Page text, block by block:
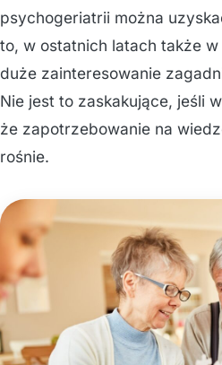
psychogeriatrii można
to, w ostatnich latach także
duże zainteresowanie
Nie jest to zaskakujące, jeśli
że zapotrzebowanie na
rośnie.